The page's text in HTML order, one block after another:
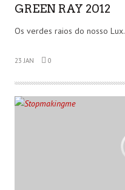
GREEN RAY 2012
Os verdes raios do nosso Lux.
23 JAN 0